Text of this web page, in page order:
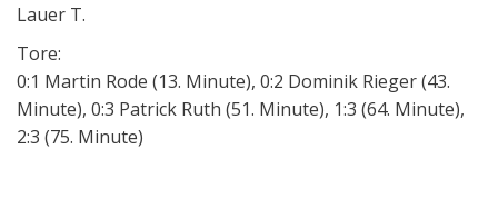
Lauer T.
Tore:
0:1 Martin Rode (13. Minute), 0:2 Dominik Rieger (43.
Minute), 0:3 Patrick Ruth (51. Minute), 1:3 (64. Minute),
2:3 (75. Minute)